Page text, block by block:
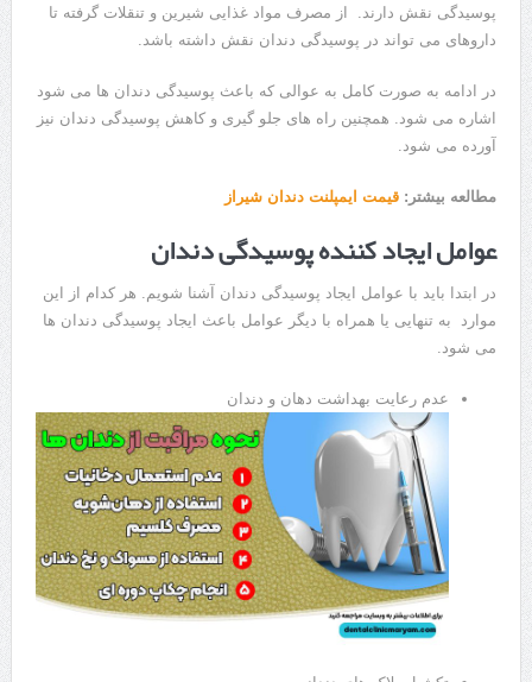
پوسیدگی نقش دارند. از مصرف مواد غذایی شیرین و تنقلات گرفته تا
داروهای می تواند در پوسیدگی دندان نقش داشته باشد.
در ادامه به صورت کامل به عوالی که باعث پوسیدگی دندان ها می شود
اشاره می شود. همچنین راه های جلو گیری و کاهش پوسیدگی دندان نیز
آورده می شود.
مطالعه بیشتر: قیمت ایمپلنت دندان شیراز
عوامل ایجاد کننده پوسیدگی دندان
در ابتدا باید با عوامل ایجاد پوسیدگی دندان آشنا شویم. هر کدام از این
موارد به تنهایی یا همراه با دیگر عوامل باعث ایجاد پوسیدگی دندان ها
می شود.
عدم رعایت بهداشت دهان و دندان